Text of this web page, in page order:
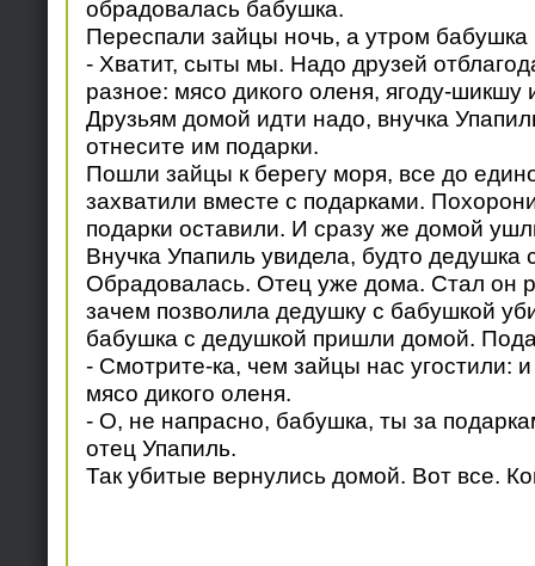
обрадовалась бабушка.
Переспали зайцы ночь, а утром бабушка
- Хватит, сыты мы. Надо друзей
разное: мясо дикого оленя, ягоду-шикшу
Друзьям домой идти надо, внучка
отнесите им подарки.
Пошли зайцы к берегу моря, все до
захватили вместе с подарками.
подарки оставили. И сразу же домой
Внучка Упапиль увидела, будто дедушка
Обрадовалась. Отец уже дома. Стал он
зачем позволила дедушку с бабушкой
бабушка с дедушкой пришли домой.
- Смотрите-ка, чем зайцы нас угостили:
мясо дикого оленя.
- О, не напрасно, бабушка, ты за
отец Упапиль.
Так убитые вернулись домой. Вот все.